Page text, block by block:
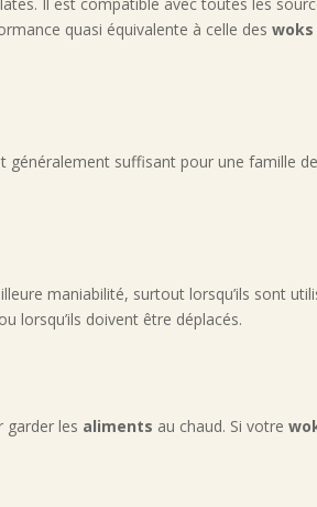
quasi équivalente à celle deswoks
généralement suffisant pour une famille
maniabilité, surtout lorsqu’ils sont
lorsqu’ils doivent être déplacés.
garder les aliments au chaud. Si votre